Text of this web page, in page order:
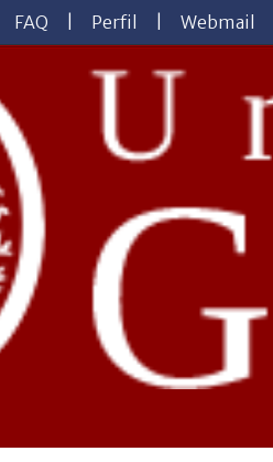
FAQ Perfil Webmail